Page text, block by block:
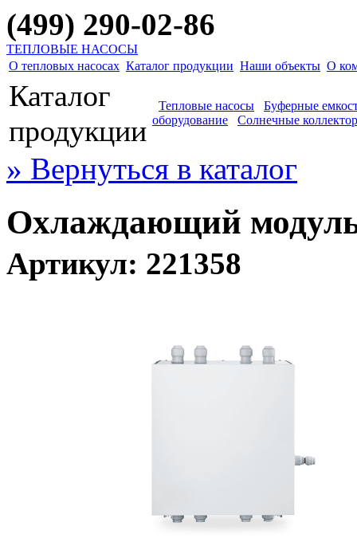
(499) 290-02-86
ТЕПЛОВЫЕ НАСОСЫ
О тепловых насосах Каталог продукции Наши объекты О
Каталог
продукции
Тепловые насосы
Буферные
оборудование
Солнечные
» Вернуться в каталог
Охлаждающий
Артикул: 221358